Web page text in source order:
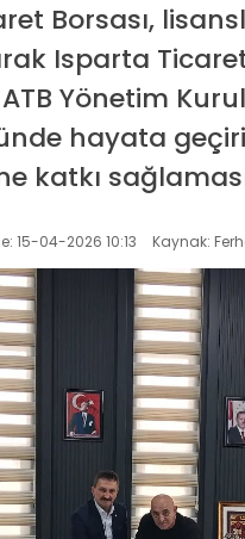
Borsası,
Isparta
Yönetim
hayata
katkı
15-04-2026 10:13 Kaynak: